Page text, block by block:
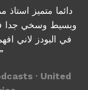
وبسيط وسخي جدا
في البودز لاني
· United